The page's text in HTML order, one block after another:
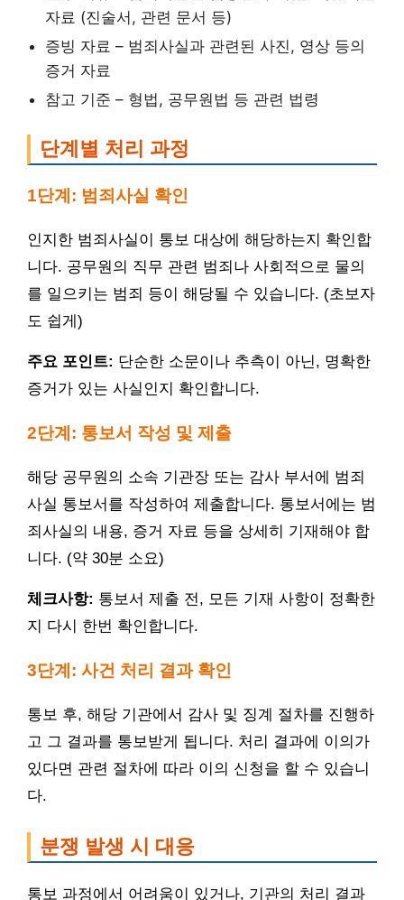
자료 (진술서, 관련 문서 등)
증빙 자료 – 범죄사실과 관련된 사진, 영상 등의
증거 자료
참고 기준 – 형법, 공무원법 등 관련 법령
단계별 처리 과정
1단계: 범죄사실 확인
인지한 범죄사실이 통보 대상에 해당하는지 확인합
니다. 공무원의 직무 관련 범죄나 사회적으로 물의
를 일으키는 범죄 등이 해당될 수 있습니다. (초보자
도 쉽게)
주요 포인트: 단순한 소문이나 추측이 아닌, 명확한
증거가 있는 사실인지 확인합니다.
2단계: 통보서 작성 및 제출
해당 공무원의 소속 기관장 또는 감사 부서에 범죄
사실 통보서를 작성하여 제출합니다. 통보서에는 범
죄사실의 내용, 증거 자료 등을 상세히 기재해야 합
니다. (약 30분 소요)
체크사항: 통보서 제출 전, 모든 기재 사항이 정확한
지 다시 한번 확인합니다.
3단계: 사건 처리 결과 확인
통보 후, 해당 기관에서 감사 및 징계 절차를 진행하
고 그 결과를 통보받게 됩니다. 처리 결과에 이의가
있다면 관련 절차에 따라 이의 신청을 할 수 있습니
다.
분쟁 발생 시 대응
통보 과정에서 어려움이 있거나, 기관의 처리 결과